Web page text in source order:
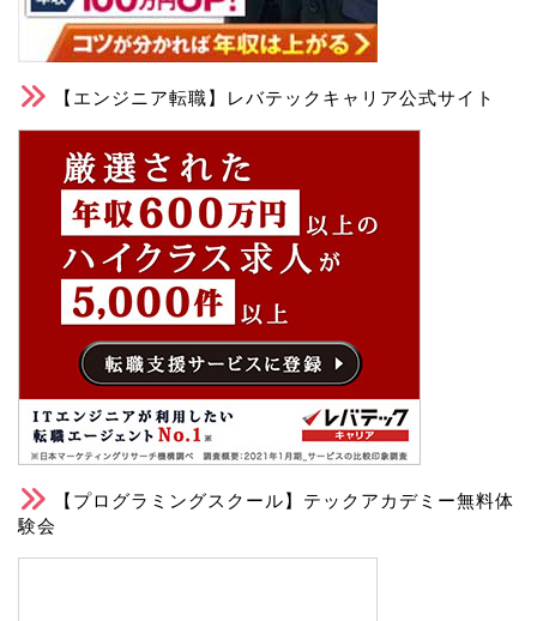
【エンジニア転職】レバテックキャリア公式サイト
【プログラミングスクール】テックアカデミー無料体
験会